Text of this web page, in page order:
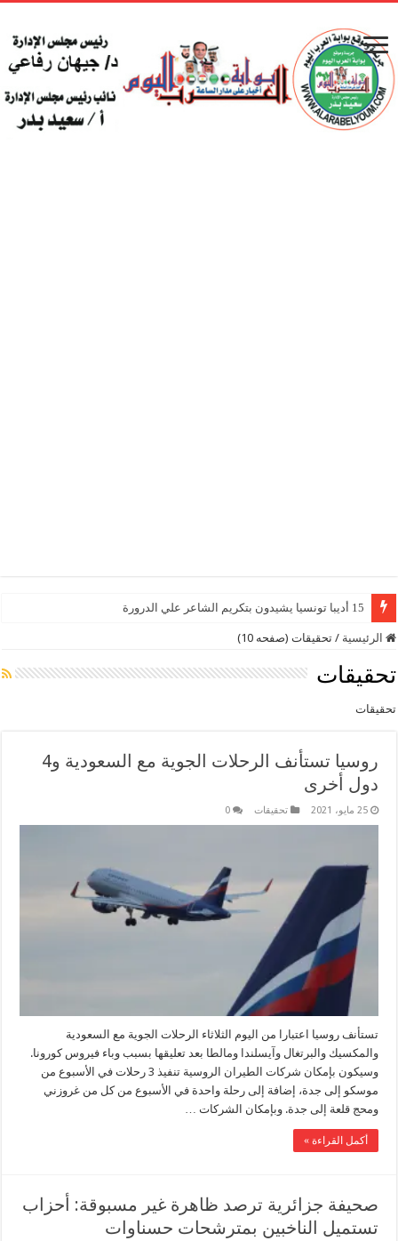
15 أديبا تونسيا يشيدون بتكريم الشاعر علي الدرورة
الرئيسية / تحقيقات (صفحه 10)
تحقيقات
تحقيقات
روسيا تستأنف الرحلات الجوية مع السعودية و4
دول أخرى
25 مايو، 2021 تحقيقات 0
تستأنف روسيا اعتبارا من اليوم الثلاثاء الرحلات الجوية مع السعودية
والمكسيك والبرتغال وآيسلندا ومالطا بعد تعليقها بسبب وباء فيروس كورونا.
وسيكون بإمكان شركات الطيران الروسية تنفيذ 3 رحلات في الأسبوع من
موسكو إلى جدة، إضافة إلى رحلة واحدة في الأسبوع من كل من غروزني
ومحج قلعة إلى جدة. وبإمكان الشركات …
أكمل القراءة »
صحيفة جزائرية ترصد ظاهرة غير مسبوقة: أحزاب
تستميل الناخبين بمترشحات حسناوات